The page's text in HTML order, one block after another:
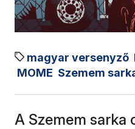
magyar versenyző
MOME Szemem
A Szemem sarka